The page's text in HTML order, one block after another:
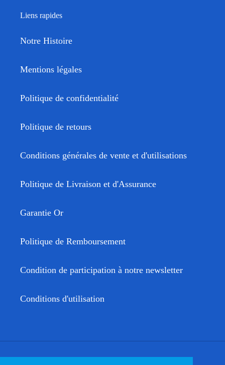
Liens rapides
Notre Histoire
Mentions légales
Politique de confidentialité
Politique de retours
Conditions générales de vente et d'utilisations
Politique de Livraison et d'Assurance
Garantie Or
Politique de Remboursement
Condition de participation à notre newsletter
Conditions d'utilisation